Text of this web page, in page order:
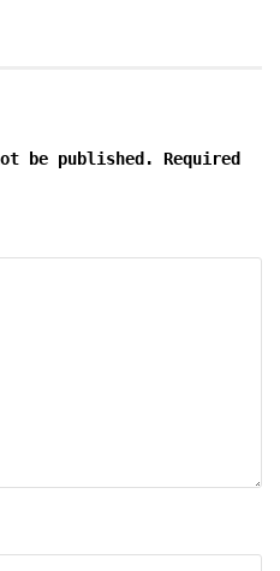
be published.
Required